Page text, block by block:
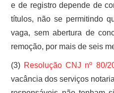
e de registro depende de
títulos, não se permitindo
vaga, sem abertura de
remoção, por mais de seis
(3) Resolução CNJ nº 80/
vacância dos serviços